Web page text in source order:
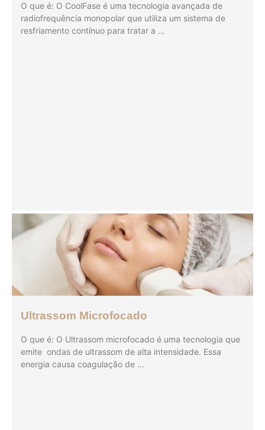
O que é: O CoolFase é uma tecnologia avançada de
radiofrequência monopolar que utiliza um sistema de
resfriamento contínuo para tratar a …
Ultrassom Microfocado
O que é: O Ultrassom microfocado é uma tecnologia que
emite ondas de ultrassom de alta intensidade. Essa
energia causa coagulação de …